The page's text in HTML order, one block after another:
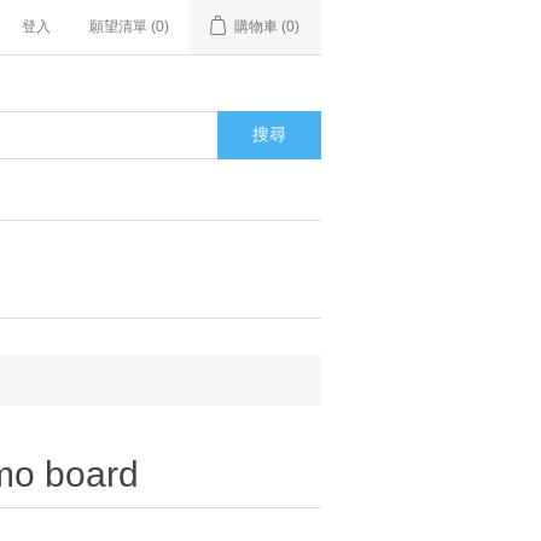
登入 願望清單 (0) 購物車 (0)
搜尋
board